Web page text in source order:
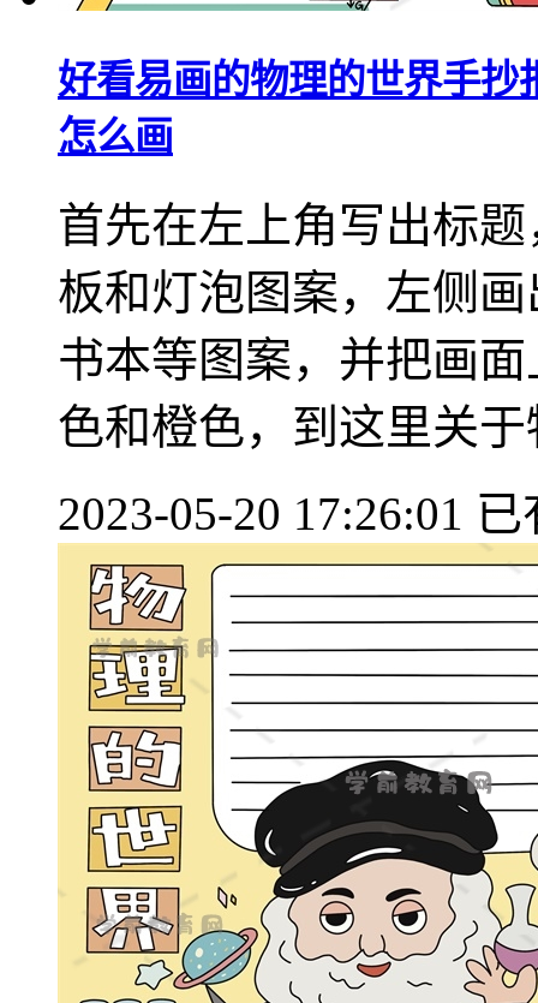
好看易画的物理的世界手
怎么画
首先在左上角写出标
板和灯泡图案，左侧
书本等图案，并把画
色和橙色，到这里关于
2023-05-20 17:26:01 已